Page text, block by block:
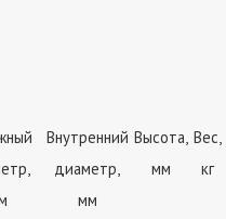
Внутренний
диаметр,
мм
Высота,
мм
Вес,
кг